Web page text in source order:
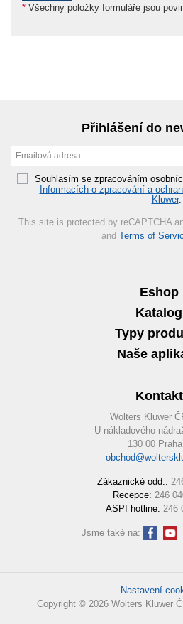
* Všechny položky formuláře jsou
Přihlášení do
Souhlasím se zpracováním
Informacích o zpracování a
Kluwer.
This site is protected by reCAPTCHA
and Terms of
Eshop
Katalog
Typy
Naše
Kontakt
Wolters Kluwer
U nákladového
130 00
Zákaznické odd.:
Recepce: 246
ASPI hotline: 246
Jsme také na:
Nastavení
Copyright © 2026 Wolters Kluwer